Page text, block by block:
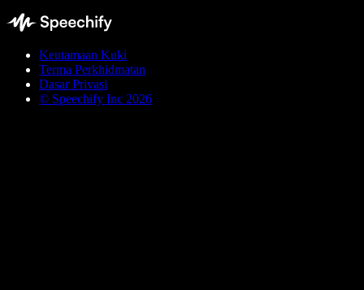
Keutamaan Kuki
Terma Perkhidmatan
Dasar Privasi
© Speechify Inc 2026